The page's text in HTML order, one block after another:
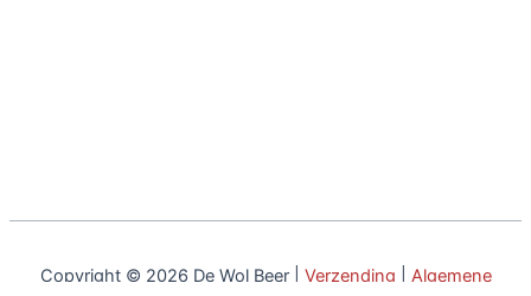
Copyright © 2026 De Wol Beer | Verzending
Algemene